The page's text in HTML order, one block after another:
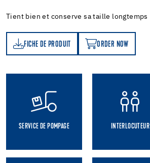
Tient bien et conserve sa taille longtemps
FICHE DE PRODUIT ORDER NOW
ORDER NOW
SERVICE DE POMPAGE INTERLOCUTEUR